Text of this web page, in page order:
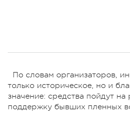
По словам организаторов,
только историческое, но и
значение: средства пойдут
поддержку бывших пленных